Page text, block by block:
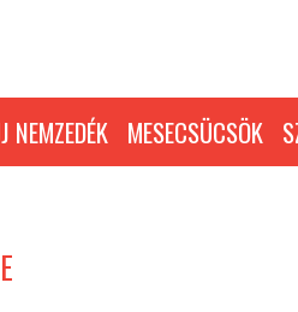
NEMZEDÉK MESECSÜCSÖK